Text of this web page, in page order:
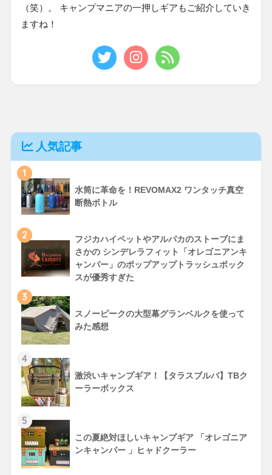
（笑）。 キャンプマニアの一押しギアもご紹介していき
ますね！
人気記事
1
水筒に革命を！REVOMAX2 ワンタッチ真空
断熱ボトル
2
フジカハイペットやアルパカのストーブにま
さかの シンデレラフィット「オレゴニアンキ
ャンパー」のポップアップトラッシュボック
スが優秀すぎた
3
スノーピークの大型幕グランベルクを使って
みた感想
4
激渋いキャンプギア！【タラスブルバ】TBク
ーラーボックス
5
この夏絶対ほしいキャンプギア 「オレゴニア
ンキャンパー 」ヒャドクーラー